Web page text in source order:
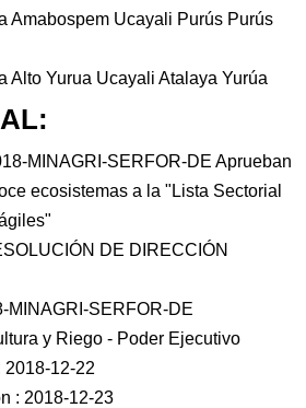
Amabospem Ucayali Purús Purús
Alto Yurua Ucayali Atalaya Yurúa
MINAGRI-SERFOR-DE Aprueban
ecosistemas a la "Lista Sectorial
DE DIRECCIÓN
MINAGRI-SERFOR-DE
y Riego - Poder Ejecutivo
2018-12-22
: 2018-12-23